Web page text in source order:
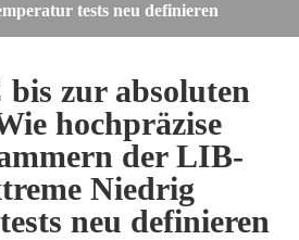
tests neu definieren
bis zur absoluten
hochpräzise
der LIB-
Niedrig
neu definieren